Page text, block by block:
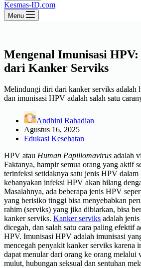
Kesmas-ID.com
Menu
Mengenal Imunisasi
dari Kanker Serviks
Melindungi diri dari kanker serviks adalah
dan imunisasi HPV adalah salah satu
Andhini Rahadian
Agustus 16, 2025
Edukasi Kesehatan
HPV atau Human Papillomavirus adalah
Faktanya, hampir semua orang yang aktif
terinfeksi setidaknya satu jenis HPV
kebanyakan infeksi HPV akan hilang
Masalahnya, ada beberapa jenis HPV
yang berisiko tinggi bisa menyebabkan
rahim (serviks) yang jika dibiarkan, bisa
kanker serviks. Kanker serviks adalah
dicegah, dan salah satu cara paling efektif
HPV. Imunisasi HPV adalah imunisasi
mencegah penyakit kanker serviks karena
dapat menular dari orang ke orang melalui
mulut, hubungan seksual dan sentuhan